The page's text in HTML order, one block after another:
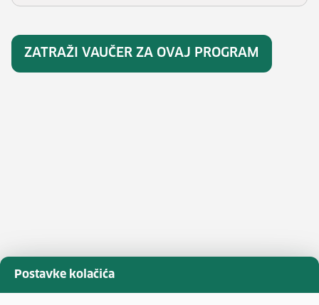
Postavke kolačića
ZATRAŽI VAUČER ZA OVAJ PROGRAM